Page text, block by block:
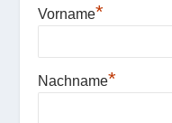
Vorname*
Nachname*